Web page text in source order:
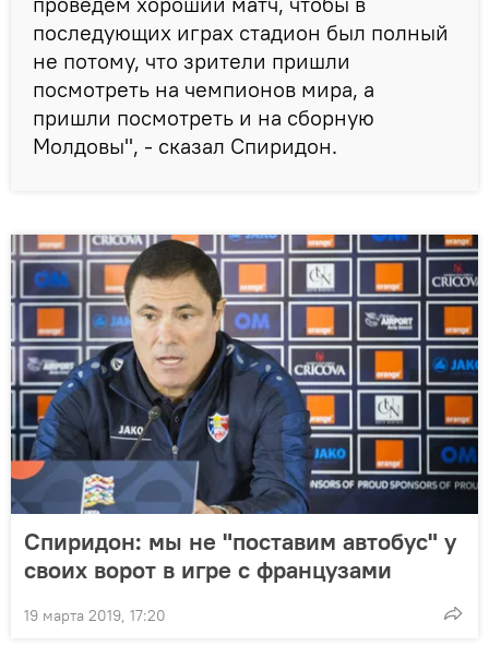
последующих играх стадион был полный
не потому, что зрители пришли
посмотреть на чемпионов мира, а
пришли посмотреть и на сборную
Молдовы", - сказал Спиридон.
Спиридон: мы не "поставим автобус" у
своих ворот в игре с французами
19 марта 2019, 17:20